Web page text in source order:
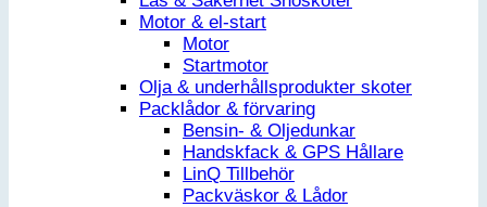
Motor & el-start
Motor
Startmotor
Olja & underhållsprodukter skoter
Packlådor & förvaring
Bensin- & Oljedunkar
Handskfack & GPS Hållare
LinQ Tillbehör
Packväskor & Lådor